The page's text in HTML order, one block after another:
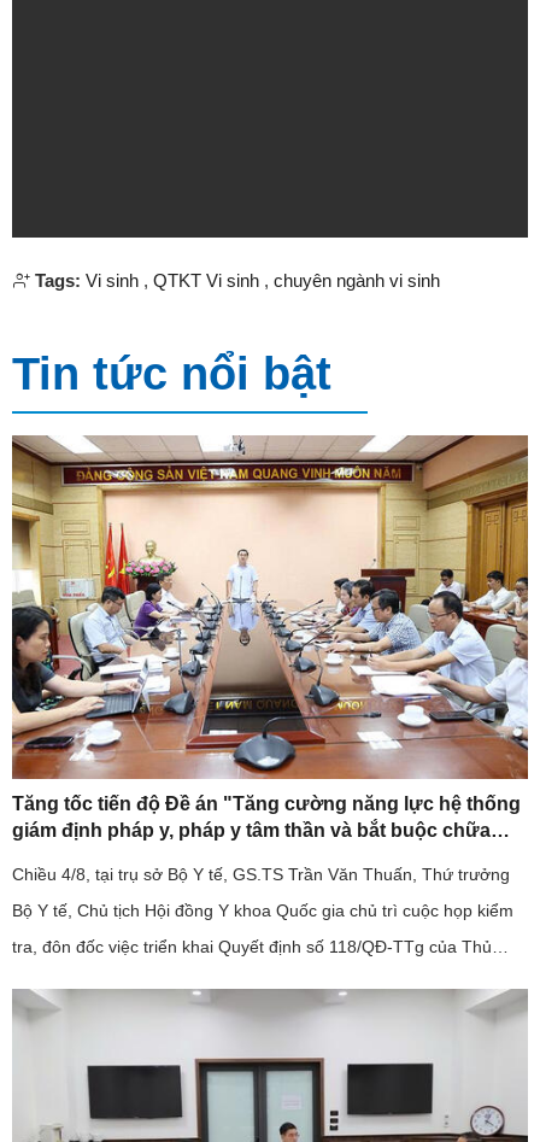
Tags: Vi sinh , QTKT Vi sinh , chuyên ngành vi sinh
Tin tức nổi bật
Tăng tốc tiến độ Đề án "Tăng cường năng lực hệ thống
giám định pháp y, pháp y tâm thần và bắt buộc chữa
Chiều 4/8, tại trụ sở Bộ Y tế, GS.TS Trần Văn Thuấn, Thứ trưởng
Bộ Y tế, Chủ tịch Hội đồng Y khoa Quốc gia chủ trì cuộc họp kiểm
tra, đôn đốc việc triển khai Quyết định số 118/QĐ-TTg của Thủ